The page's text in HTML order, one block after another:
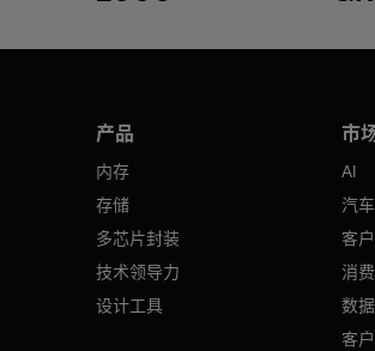
产品
内存
存储
多芯片封装
技术领导力
设计工具
市
AI
汽车
客
消
数
客